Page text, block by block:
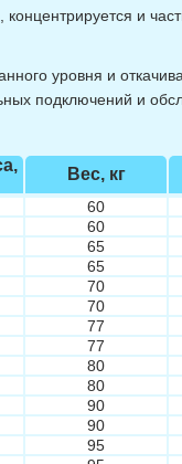
и
уровня и
подключений и
Вес, кг
60
60
65
65
70
70
77
77
80
80
90
90
95